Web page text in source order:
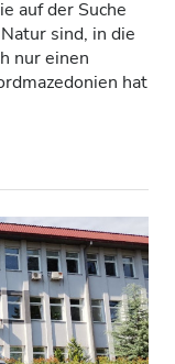
auf der Suche
sind, in die
nur einen
hat